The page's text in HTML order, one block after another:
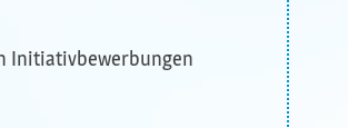
Initiativbewerbungen